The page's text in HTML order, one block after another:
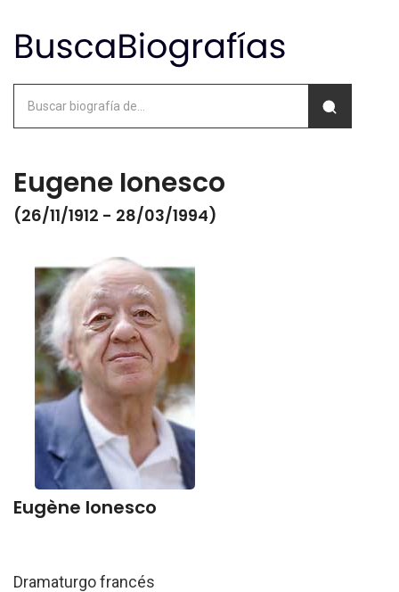
Eugene Ionesco
(26/11/1912 - 28/03/1994)
Eugène Ionesco
Dramaturgo francés